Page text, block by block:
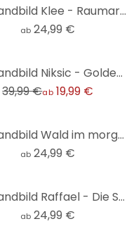
Leinwandbild Klee - Raumarchitekturen
ab 24,99 €
Leinwandbild Niksic - Golden Eye - Panorama
39,99 €ab 19,99 €
Leinwandbild Wald im morgendlichen Nebel - Maier
ab 24,99 €
Leinwandbild Raffael - Die Schule von Athen
ab 24,99 €